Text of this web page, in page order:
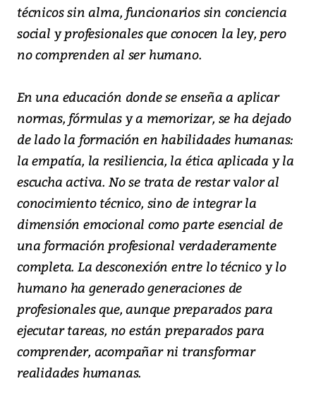
técnicos sin alma, funcionarios sin conciencia
social y profesionales que conocen la ley, pero
no comprenden al ser humano.
En una educación donde se enseña a aplicar
normas, fórmulas y a memorizar, se ha dejado
de lado la formación en habilidades humanas:
la empatía, la resiliencia, la ética aplicada y la
escucha activa. No se trata de restar valor al
conocimiento técnico, sino de integrar la
dimensión emocional como parte esencial de
una formación profesional verdaderamente
completa. La desconexión entre lo técnico y lo
humano ha generado generaciones de
profesionales que, aunque preparados para
ejecutar tareas, no están preparados para
comprender, acompañar ni transformar
realidades humanas.